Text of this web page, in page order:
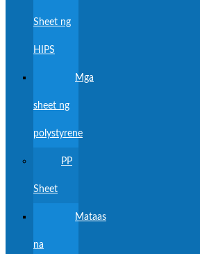
Sheet ng
HIPS
Mga
sheet ng
polystyrene
PP
Sheet
Mataas
na